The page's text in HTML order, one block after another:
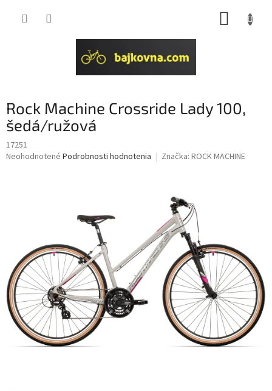
Rock Machine Crossride Lady 100,
šedá/ružová
17251
Priemerné
Neohodnotené Podrobnosti hodnotenia Značka: ROCK MACHINE